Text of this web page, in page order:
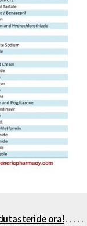
ora! . . . . .